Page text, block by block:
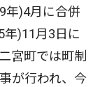
年)4月に合併
年)11月3日に
宮町では町制
が行われ、今